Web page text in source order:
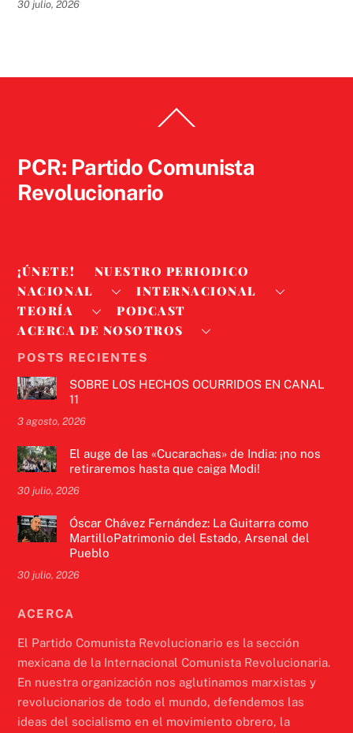
30 julio, 2026
To
PCR: Partido Comunista
Revolucionario
¡ÚNETE!
NUESTRO PERIODICO
NACIONAL
INTERNACIONAL
TEORÍA
PODCAST
ACERCA DE NOSOTROS
POSTS RECIENTES
SOBRE LOS HECHOS OCURRIDOS EN CANAL
11
3 agosto, 2026
El auge de las «Cucarachas» de India: ¡no nos
retiraremos hasta que caiga Modi!
30 julio, 2026
Óscar Chávez Fernández: La Guitarra como
MartilloPatrimonio del Estado, Arsenal del
Pueblo
30 julio, 2026
ACERCA
El Partido Comunista Revolucionario es la sección
mexicana de la Internacional Comunista Revolucionaria.
En nuestra organización nos aglutinamos marxistas y
revolucionarios de todo el mundo, defendemos las
ideas del socialismo en el movimiento obrero, la